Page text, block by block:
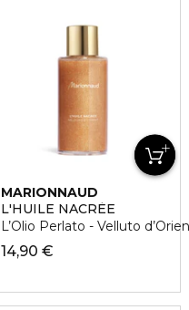
MARIONNAUD
L'HUILE NACRÈE
L’Olio Perlato - Velluto
14,90 €